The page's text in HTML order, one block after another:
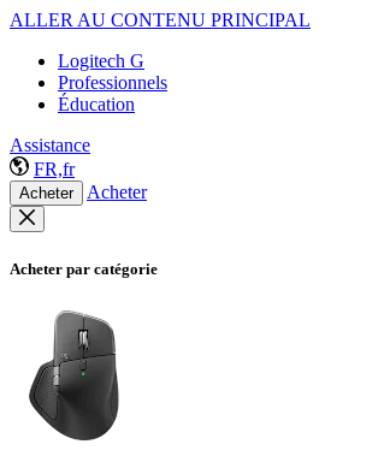
ALLER AU CONTENU PRINCIPAL
Logitech G
Professionnels
Éducation
Assistance
FR,fr
Acheter Acheter
Acheter par catégorie